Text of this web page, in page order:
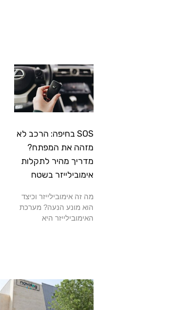
SOS בחיפה: הרכב לא
מזהה את המפתח?
מדריך מהיר לתקלות
אימובילייזר בשטח
מה זה אימובילייזר וכיצד
הוא מונע הנעה? מערכת
האימובילייזר היא